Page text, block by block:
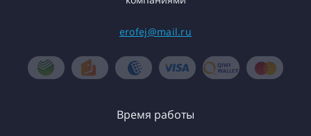
erofej@mail.ru
Время работы